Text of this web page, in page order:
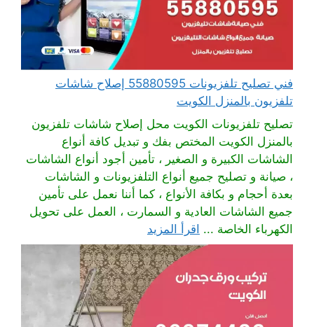
فني تصليح تلفزيونات 55880595 إصلاح شاشات
تلفزيون بالمنزل الكويت
تصليح تلفزيونات الكويت محل إصلاح شاشات تلفزيون
بالمنزل الكويت المختص بفك و تبديل كافة أنواع
الشاشات الكبيرة و الصغير ، تأمين أجود أنواع الشاشات
، صيانة و تصليح جميع أنواع التلفزيونات و الشاشات
بعدة أحجام و بكافة الأنواع ، كما أننا نعمل على تأمين
جميع الشاشات العادية و السمارت ، العمل على تحويل
الكهرباء الخاصة ... اقرأ المزيد